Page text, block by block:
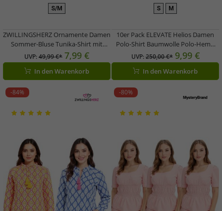
S/M
ZWILLINGSHERZ Ornamente Damen
Sommer-Bluse Tunika-Shirt mit
Quasten 33223 in Pink, Grün oder
Blau
UVP:49,99 €* 7,99 €
In den Warenkorb
S M
10er Pack ELEVATE Helios Damen
Polo-Shirt Baumwolle Polo-Hemd
Pique-Strick 180 g/m² Sparpack
3810701 Weiß
UVP:250,00 €* 9,99 €
In den Warenkorb
-84% -80%